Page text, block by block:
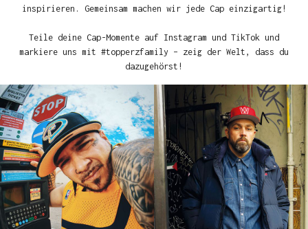
inspirieren. Gemeinsam machen wir jede Cap einzigartig!
Teile deine Cap-Momente auf Instagram und TikTok und
markiere uns mit #topperzfamily – zeig der Welt, dass du
dazugehörst!